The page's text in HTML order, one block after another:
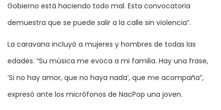
Gobierno está haciendo todo mal. Esta convocatoria
demuestra que se puede salir a la calle sin violencia”.
La caravana incluyó a mujeres y hombres de todas las
edades. “Su música me evoca a mi familia. Hay una frase,
‘Si no hay amor, que no haya nada’, que me acompaña”,
expresó ante los micrófonos de NacPop una joven.